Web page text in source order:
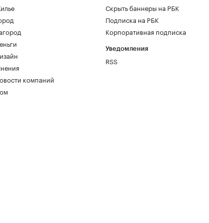
компаний
Скрыть баннеры на РБК
Подписка на РБК
Корпоративная подписка
Уведомления
RSS